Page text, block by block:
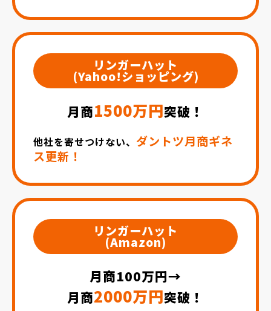
リンガーハット
(Yahoo!ショッピング)
月商1500万円突破！
他社を寄せつけない、 ダントツ月商ギネ
ス更新！
リンガーハット
(Amazon)
月商100万円→
月商2000万円突破！